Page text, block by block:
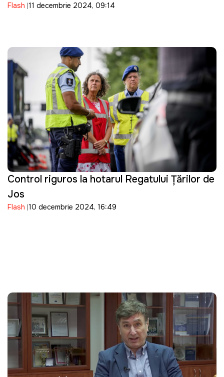
finanțarea ilegală a formațiunii
Flash 11 decembrie 2024, 09:14
Control riguros la hotarul Regatului Țărilor de
Jos
Flash 10 decembrie 2024, 16:49